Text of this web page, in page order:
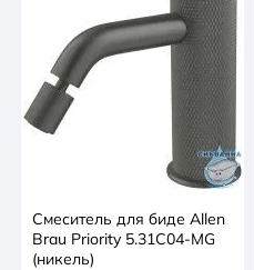
Смеситель для биде Allen
Brau Priority 5.31С04-MG
(никель)